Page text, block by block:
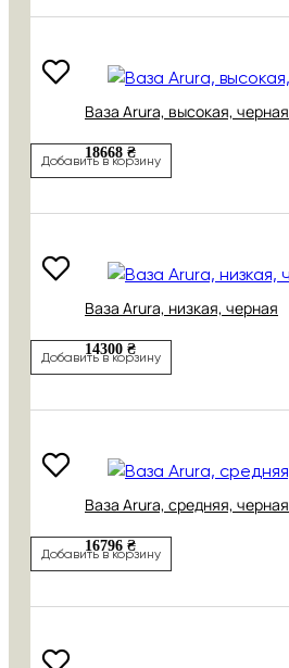
Ваза Arura, высокая, черная
18668 ₴
Добавить в корзину
Ваза Arura, низкая, черная
14300 ₴
Добавить в корзину
Ваза Arura, средняя, черная
16796 ₴
Добавить в корзину